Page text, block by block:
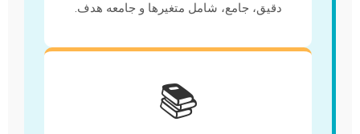
دقیق، جامع، شامل متغیرها و جامعه هدف.
📚